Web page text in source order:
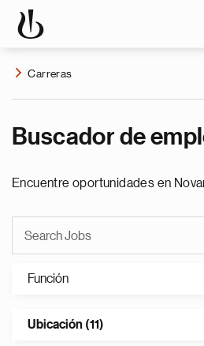
Carreras
Buscador de
Encuentre oportunidades en
Función
Ubicación (11)